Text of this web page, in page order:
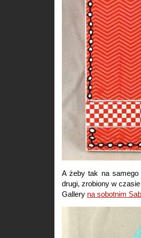
A żeby tak na samego
drugi, zrobiony w
Gallery na sobotnim